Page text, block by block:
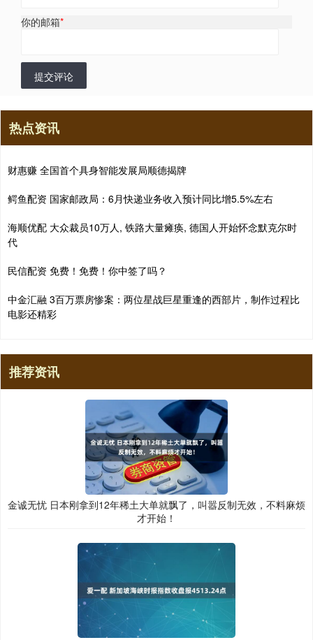
你的邮箱*
提交评论
热点资讯
财惠赚 全国首个具身智能发展局顺德揭牌
鳄鱼配资 国家邮政局：6月快递业务收入预计同比增5.5%左右
海顺优配 大众裁员10万人, 铁路大量瘫痪, 德国人开始怀念默克尔时
代
民信配资 免费！免费！你中签了吗？
中金汇融 3百万票房惨案：两位星战巨星重逢的西部片，制作过程比
电影还精彩
推荐资讯
金诚无忧 日本刚拿到12年稀土大单就飘了，叫嚣反制无效，不料麻烦
才开始！